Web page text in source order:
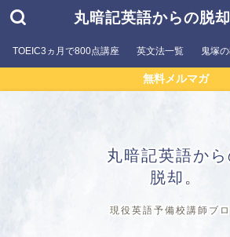
丸暗記英語からの脱
TOEIC3ヵ月で800点講座 英文法一覧 鬼塚
無料メルマガ
丸暗記英語から
脱却。
現役英語予備校講師ブ